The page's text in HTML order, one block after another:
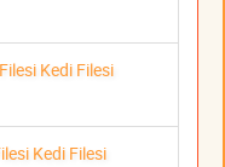
Kedi Filesi
Kedi Filesi